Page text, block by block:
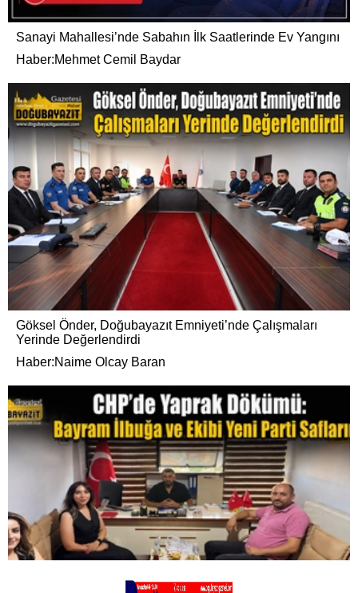
Sanayi Mahallesi’nde Sabahın İlk Saatlerinde Ev Yangını
Haber:Mehmet Cemil Baydar
Göksel Önder, Doğubayazıt Emniyeti’nde Çalışmaları
Yerinde Değerlendirdi
Haber:Naime Olcay Baran